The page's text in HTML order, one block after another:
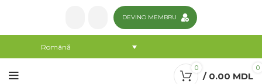
DEVINO MEMBRU
Română
0 0
/ 0.00 MDL